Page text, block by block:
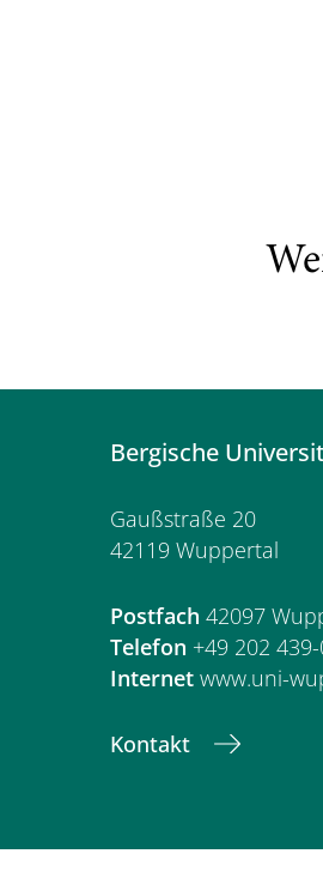
Bergische
Gaußstraße 20
42119 Wuppertal
Postfach 42097
Telefon +49 202
Internet www.uni-
Kontakt